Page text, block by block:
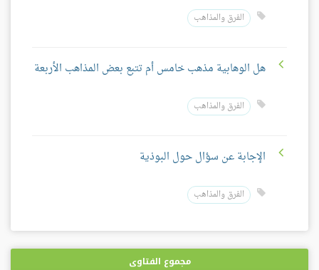
الفرق والمذاهب
هل الوهابية مذهب خامس أم تتبع بعض المذاهب الأربعة
الفرق والمذاهب
الإجابة عن سؤال حول البوذية
الفرق والمذاهب
مجموع الفتاوى